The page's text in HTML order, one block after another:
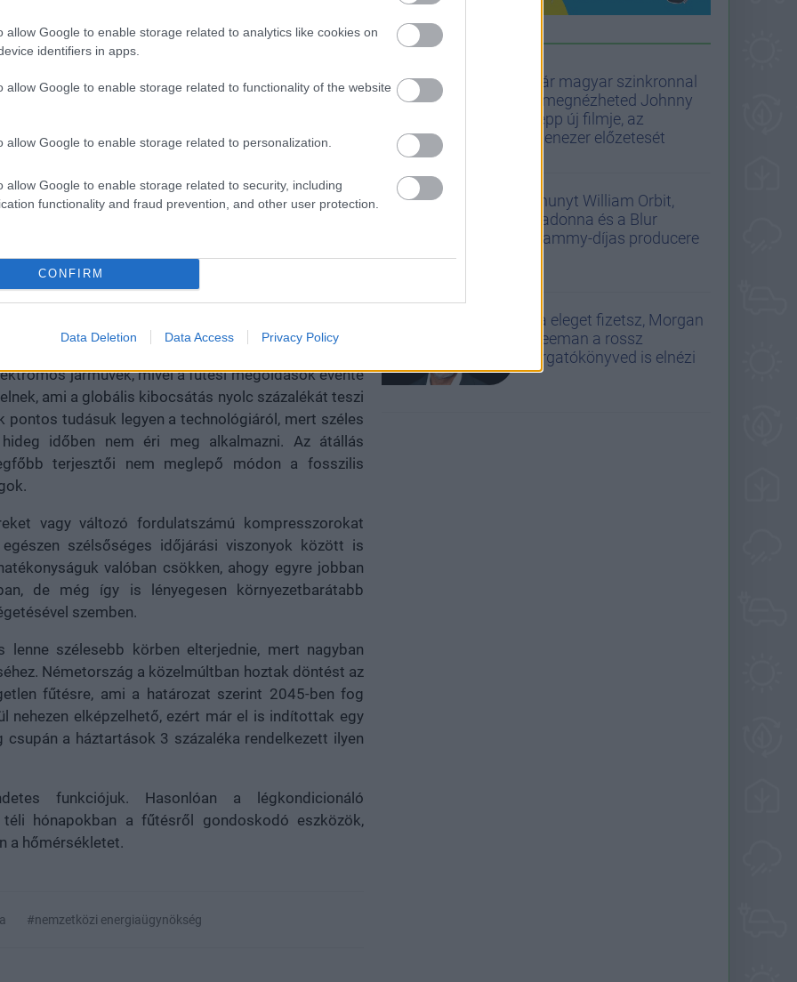
allow Google to enable storage related to analytics like cookies on
identifiers in apps.
allow Google to enable storage related to functionality of the website
allow Google to enable storage related to personalization.
allow Google to enable storage related to security, including
functionality and fraud prevention, and other user protection.
CONFIRM
Data Deletion Data Access Privacy Policy
működési elve
mely nagy hatékonysággal képes fűteni, hűteni,
egyfajta megújuló energiakapacitásként
hőenergiáját hasznosítja fűtési vagy hűtési
működik gazdaságosan olyan pontjain a világnak,
a fűtésszezonban, ezt cáfolja az a több százezer
a legtöbb hőszivattyú országává tették
szereltette fel rezidenciáját a kemény telekről
technológia ugyanolyan fontos szerepet játszik az
járművek, mivel a fűtési megoldások évente
ami a globális kibocsátás nyolc százalékát teszi
pontos tudásuk legyen a technológiáról, mert széles
időben nem éri meg alkalmazni. Az átállás
terjesztői nem meglepő módon a fosszilis
vagy változó fordulatszámú kompresszorokat
szélsőséges időjárási viszonyok között is
valóban csökken, ahogy egyre jobban
de még így is lényegesen környezetbarátabb
szemben.
szélesebb körben elterjednie, mert nagyban
Németország a közelmúltban hoztak döntést az
fűtésre, ami a határozat szerint 2045-ben fog
nehezen elképzelhető, ezért már el is indítottak egy
a háztartások 3 százaléka rendelkezett ilyen
funkciójuk. Hasonlóan a légkondicionáló
hónapokban a fűtésről gondoskodó eszközök,
a hőmérsékletet.
#nemzetközi energiaügynökség
PULIWOOD HÍREK
Már magyar szinkronnal
is megnézheted Johnny
Depp új filmje, az
Ebenezer előzetesét
Elhunyt William Orbit,
Madonna és a Blur
Grammy-díjas producere
Ha eleget fizetsz, Morgan
Freeman a rossz
forgatókönyved is elnézi